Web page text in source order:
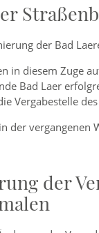
der Bad
in diesem Zuge
Bad Laer
Vergabestelle
der vergangenen
der